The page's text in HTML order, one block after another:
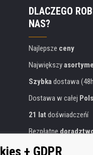
DLACZEGO
NAS?
Najlepsze ceny
Największy
Szybkadostawa
Dostawa w całej
21 lat doświadczeńí
Bezpłatne
Przyjazne podejście
+ GDPR